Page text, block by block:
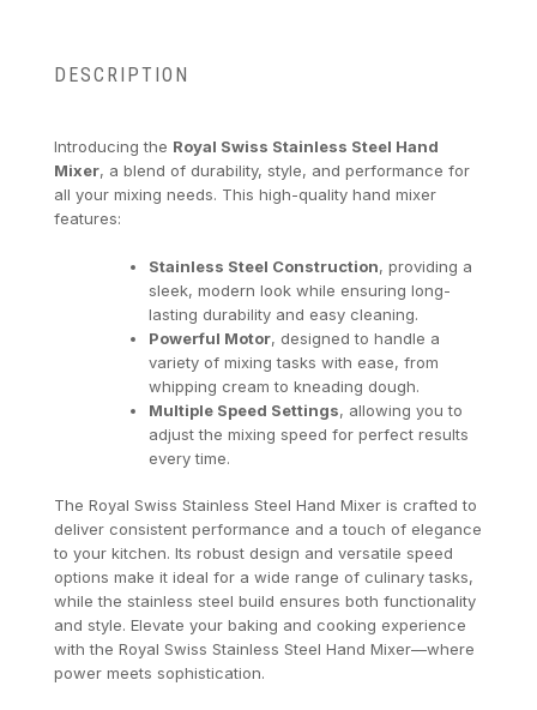
DESCRIPTION
Introducing the Royal Swiss Stainless Steel Hand
Mixer, a blend of durability, style, and performance for
all your mixing needs. This high-quality hand mixer
features:
Stainless Steel Construction, providing a
sleek, modern look while ensuring long-
lasting durability and easy cleaning.
Powerful Motor, designed to handle a
variety of mixing tasks with ease, from
whipping cream to kneading dough.
Multiple Speed Settings, allowing you to
adjust the mixing speed for perfect results
every time.
The Royal Swiss Stainless Steel Hand Mixer is crafted to
deliver consistent performance and a touch of elegance
to your kitchen. Its robust design and versatile speed
options make it ideal for a wide range of culinary tasks,
while the stainless steel build ensures both functionality
and style. Elevate your baking and cooking experience
with the Royal Swiss Stainless Steel Hand Mixer—where
power meets sophistication.